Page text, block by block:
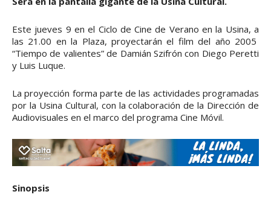
Este jueves 9 en el Ciclo de Cine de Verano en la Usina, a
las 21.00 en la Plaza, proyectarán el film del año 2005
“Tiempo de valientes” de Damián Szifrón con Diego Peretti
y Luis Luque.
La proyección forma parte de las actividades programadas
por la Usina Cultural, con la colaboración de la Dirección de
Audiovisuales en el marco del programa Cine Móvil.
Sinopsis